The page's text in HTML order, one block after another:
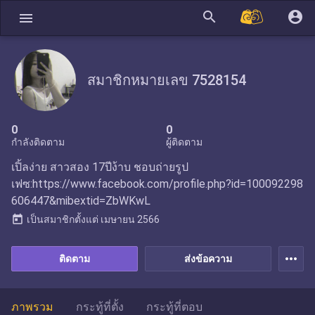
menu search account_circle
สมาชิกหมายเลข 7528154
0
กำลังติดตาม
0
ผู้ติดตาม
ส่งข้อความ
ติดตาม
เปิ้ลง่าย สาวสอง 17ปีง้าบ ชอบถ่ายรูป
เฟซ:https://www.facebook.com/profile.php?id=100092298
606447&mibextid=ZbWKwL
today เป็นสมาชิกตั้งแต่ เมษายน 2566
more_horiz
ภาพรวม กระทู้ที่ตั้ง กระทู้ที่ตอบ